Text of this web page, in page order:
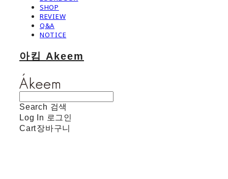
SHOP
REVIEW
Q&A
NOTICE
아킴 Akeem
Search 검색
Log In 로그인
Cart장바구니